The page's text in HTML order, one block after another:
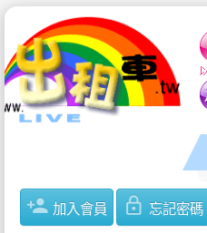
person_add 加入會員 lock_outline 忘記密碼